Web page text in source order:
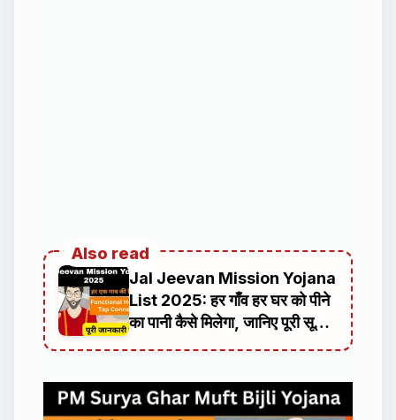
Also read
Jal Jeevan Mission Yojana
List 2025: हर गाँव हर घर को पीने
का पानी कैसे मिलेगा, जानिए पूरी सूची
और अपडेट